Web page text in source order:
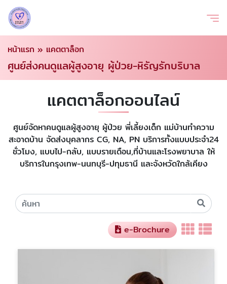
หน้าแรก » แคตตาล็อก
ศูนย์ส่งคนดูแลผู้สูงอายุ ผู้ป่วย-หิรัญรักบริบาล
แคตตาล็อกออนไลน์
ศูนย์จัดหาคนดูแลผู้สูงอายุ ผู้ป่วย พี่เลี้ยงเด็ก แม่บ้านทำความ
สะอาดบ้าน จัดส่งบุคลากร CG, NA, PN บริการทั้งแบบประจำ24
ชั่วโมง, แบบไป-กลับ, แบบรายเดือน,ที่บ้านและโรงพยาบาล ให้
บริการในกรุงเทพ-นนทบุรี-ปทุมธานี และจังหวัดใกล้เคียง
e-Brochure